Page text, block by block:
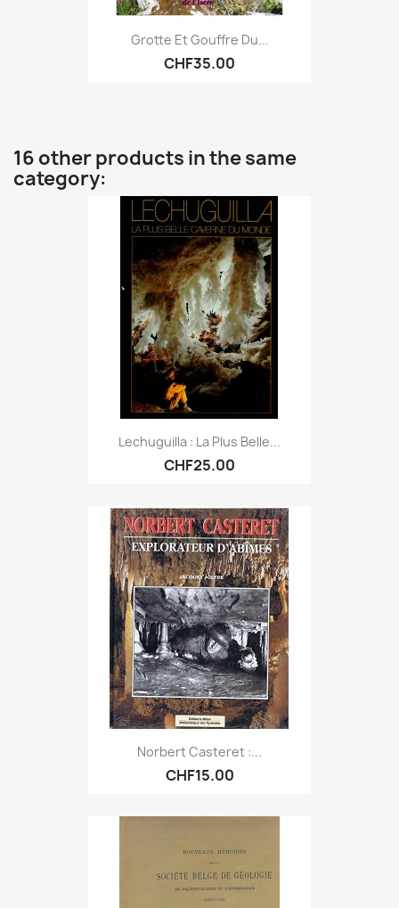
Grotte Et Gouffre Du...
CHF35.00
16 other products in the same
category:
Lechuguilla : La Plus Belle...
CHF25.00
Norbert Casteret :...
CHF15.00